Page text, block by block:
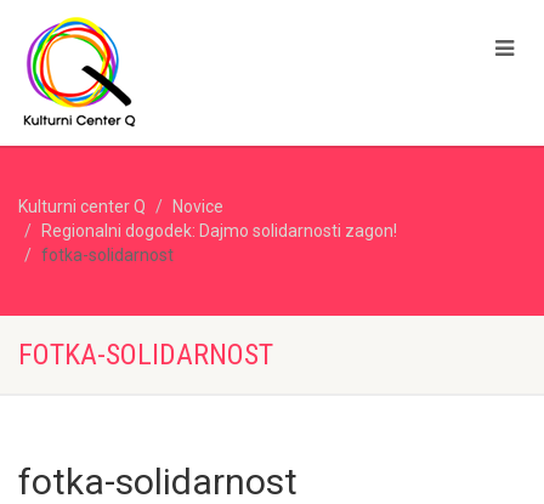
Kulturni center Q
Novice
Regionalni dogodek: Dajmo solidarnosti zagon!
fotka-solidarnost
FOTKA-SOLIDARNOST
fotka-solidarnost